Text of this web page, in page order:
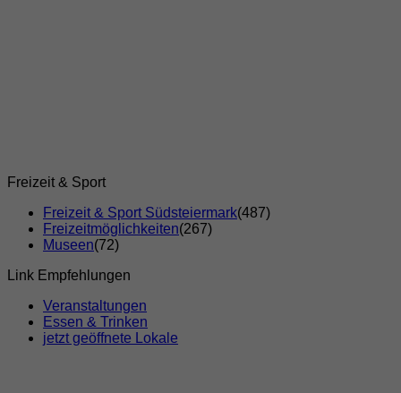
Freizeit & Sport
Freizeit & Sport Südsteiermark(487)
Freizeitmöglichkeiten(267)
Museen(72)
Link Empfehlungen
Veranstaltungen
Essen & Trinken
jetzt geöffnete Lokale